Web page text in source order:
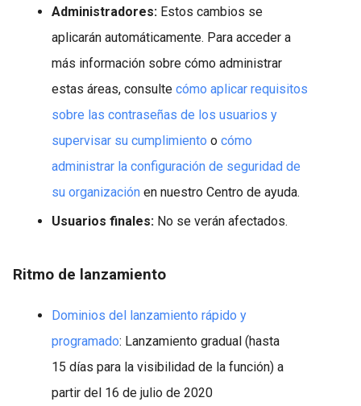
Administradores: Estos cambios se
aplicarán automáticamente. Para acceder a
más información sobre cómo administrar
estas áreas, consulte cómo aplicar requisitos
sobre las contraseñas de los usuarios y
supervisar su cumplimiento o cómo
administrar la configuración de seguridad de
su organización en nuestro Centro de ayuda.
Usuarios finales: No se verán afectados.
Ritmo de lanzamiento
Dominios del lanzamiento rápido y
programado: Lanzamiento gradual (hasta
15 días para la visibilidad de la función) a
partir del 16 de julio de 2020